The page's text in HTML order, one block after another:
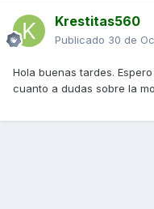
Krestitas560
Publicado 30 de
Hola buenas tardes.
cuanto a dudas sobre la